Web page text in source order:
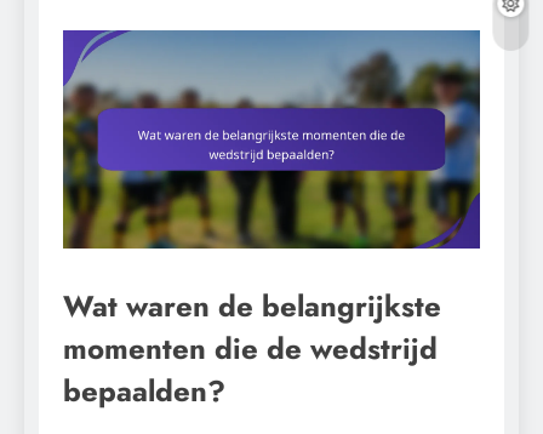
Wat waren de belangrijkste
momenten die de wedstrijd
bepaalden?